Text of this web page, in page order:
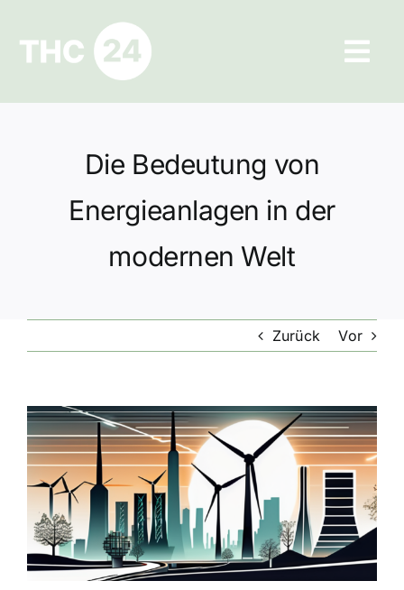
springen
Ratgeber
Hilfe und Kontakt
Datenschutz
Die Bedeutung von
Energieanlagen in der
modernen Welt
Zurück Vor
Zeige
grösseres
Bild